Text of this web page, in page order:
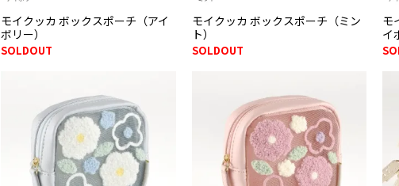
モイクッカ ボックスポーチ（アイ
ボリー）
SOLDOUT
モイクッカ ボックスポーチ（ミン
ト）
SOLDOUT
モ
イ